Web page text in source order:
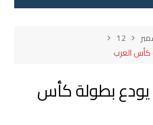
12
كأس العرب
يودع بطولة كأس